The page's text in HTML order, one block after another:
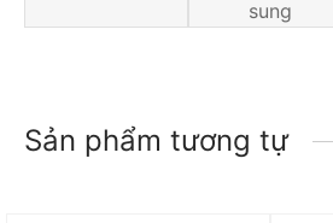
sung
Sản phẩm tương tự